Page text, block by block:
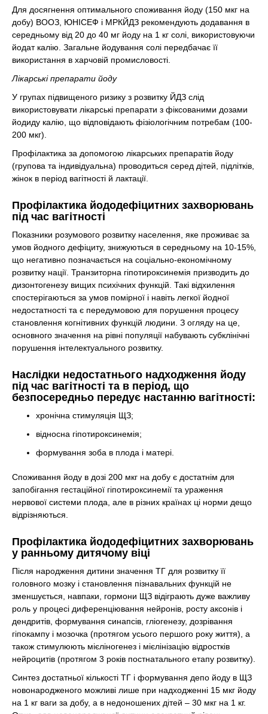
Для досягнення оптимального споживання йоду (150 мкг на
добу) ВООЗ, ЮНІСЕФ і МРКЙДЗ рекомендують додавання в
середньому від 20 до 40 мг йоду на 1 кг солі, використовуючи
йодат калію. Загальне йодування солі передбачає її
використання в харчовій промисловості.
Лікарські препарати йоду
У групах підвищеного ризику з розвитку ЙДЗ слід
використовувати лікарські препарати з фіксованими дозами
йодиду калію, що відповідають фізіологічним потребам (100-
200 мкг).
Профілактика за допомогою лікарських препаратів йоду
(групова та індивідуальна) проводиться серед дітей, підлітків,
жінок в період вагітності й лактації.
Профілактика йододефіцитних захворювань
під час вагітності
Показники розумового розвитку населення, яке проживає за
умов йодного дефіциту, знижуються в середньому на 10-15%,
що негативно позначається на соціально-економічному
розвитку нації. Транзиторна гіпотироксинемія призводить до
дизонтогенезу вищих психічних функцій. Такі відхилення
спостерігаються за умов помірної і навіть легкої йодної
недостатності та є передумовою для порушення процесу
становлення когнітивних функцій людини. З огляду на це,
основного значення на рівні популяції набувають субклінічні
порушення інтелектуального розвитку.
Наслідки недостатнього надходження йоду
під час вагітності та в період, що
безпосередньо передує настанню вагітності:
хронічна стимуляція ЩЗ;
відносна гіпотироксинемія;
формування зоба в плода і матері.
Споживання йоду в дозі 200 мкг на добу є достатнім для
запобігання гестаційної гіпотироксинемії та ураження
нервової системи плода, але в різних країнах ці норми дещо
відрізняються.
Профілактика йододефіцитних захворювань
у ранньому дитячому віці
Після народження дитини значення ТГ для розвитку її
головного мозку і становлення пізнавальних функцій не
зменшується, навпаки, гормони ЩЗ відіграють дуже важливу
роль у процесі диференціювання нейронів, росту аксонів і
дендритів, формування синапсів, гліогенезу, дозрівання
гіпокампу і мозочка (протягом усього першого року життя), а
також стимулюють мієліногенез і мієлінізацію відростків
нейроцитів (протягом 3 років постнатального етапу розвитку).
Синтез достатньої кількості ТГ і формування депо йоду в ЩЗ
новонародженого можливі лише при надходженні 15 мкг йоду
на 1 кг ваги за добу, а в недоношених дітей – 30 мкг на 1 кг.